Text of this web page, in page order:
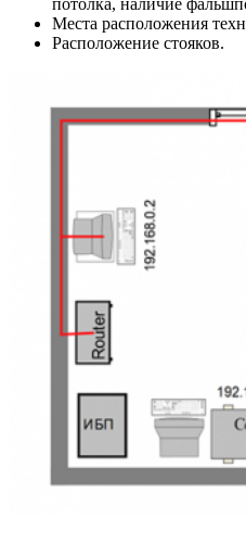
Места расположения
Расположение стояков.